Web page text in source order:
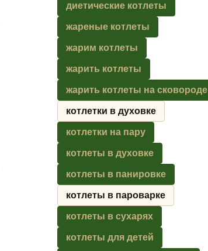
диетические котлеты
жареные котлеты
жарим котлеты
жарить котлеты
жарить котлеты на сковороде
котлетки в духовке
котлетки на пару
котлеты в духовке
котлеты в панировке
котлеты в пароварке
котлеты в сухарях
котлеты для детей